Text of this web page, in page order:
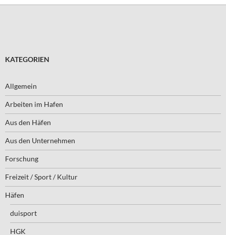
KATEGORIEN
Allgemein
Arbeiten im Hafen
Aus den Häfen
Aus den Unternehmen
Forschung
Freizeit / Sport / Kultur
Häfen
duisport
HGK